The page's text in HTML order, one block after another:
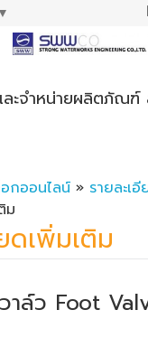
▼
ะจำหน่ายผลิตภัณฑ์
กออนไลน์ » รายละเ
ม
ดเพิ่มเติม
ล์ว Foot